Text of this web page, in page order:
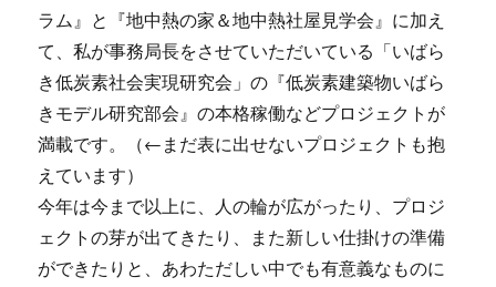
ラム』と『地中熱の家＆地中熱社屋見学会』に加え
て、私が事務局長をさせていただいている「いばら
き低炭素社会実現研究会」の『低炭素建築物いばら
きモデル研究部会』の本格稼働などプロジェクトが
満載です。（←まだ表に出せないプロジェクトも抱
えています）
今年は今まで以上に、人の輪が広がったり、プロジ
ェクトの芽が出てきたり、また新しい仕掛けの準備
ができたりと、あわただしい中でも有意義なものに